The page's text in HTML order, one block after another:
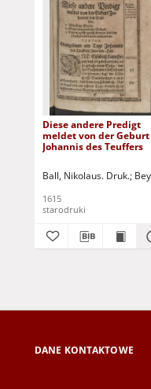
Diese andere Predigt
meldet von der Geburt
Johannis des Teuffers
Ball, Nikolaus. Druk.
1615
starodruki
DANE KONTAKTOWE